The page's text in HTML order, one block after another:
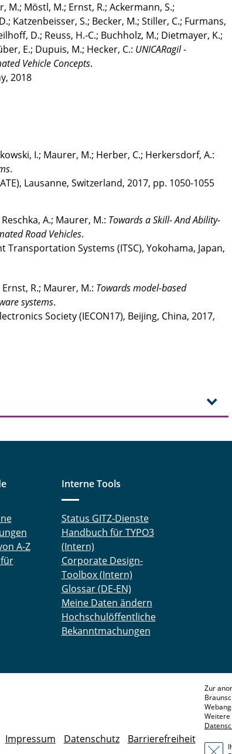
M.; Möstl, M.; Ernst, R.; Ackermann, S.;
Katzenbeisser, S.; Becker, M.; Stiller, C.; Furmans,
D.; Reuss, H.-C.; Buchholz, M.; Dietmayer, K.;
E.; Dupuis, M.; Hecker, C.: UNICARagil -
Vehicle Concepts.
2018
I.; Maurer, M.; Herber, C.; Herkersdorf, A.:
.
Lausanne, Switzerland, 2017, pp. 1050-1055
A.; Maurer, M.: Towards a Skill- And Ability-
Road Vehicles.
Systems (ITSC), Yokohama, Japan,
R.; Maurer, M.: Towards model-based
systems.
Society (IECON17), Beijing, China, 2017,
A-Z
Interne Tools
Status GITZ-Dienste
Handbuch für TYPO3
(Intern)
Corporate Design-
Toolbox (Intern)
Glossar (DE-EN)
Meine Daten ändern
Hochschulöffentliche
Bekanntmachungen
Impressum Datenschutz Barrierefreiheit
Zur